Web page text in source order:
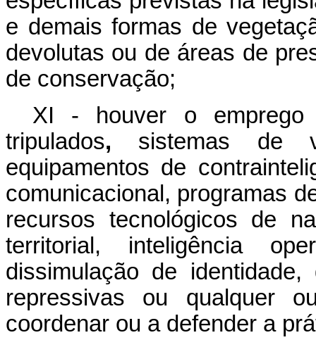
e demais formas de
devolutas ou de áreas de
de conservação;
XI - houver o emprego
tripulados, sistemas de
equipamentos de
comunicacional, programas
recursos tecnológicos de
territorial, inteligência
dissimulação de identidade,
repressivas ou qualquer
coordenar ou a defender a